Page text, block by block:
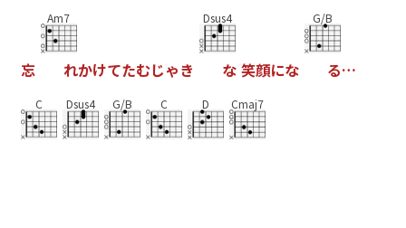
忘
Am7
れかけてたむじゃき
Dsus4
な 笑顔にな
G/B
る…
C Dsus4 G/B C D Cmaj7